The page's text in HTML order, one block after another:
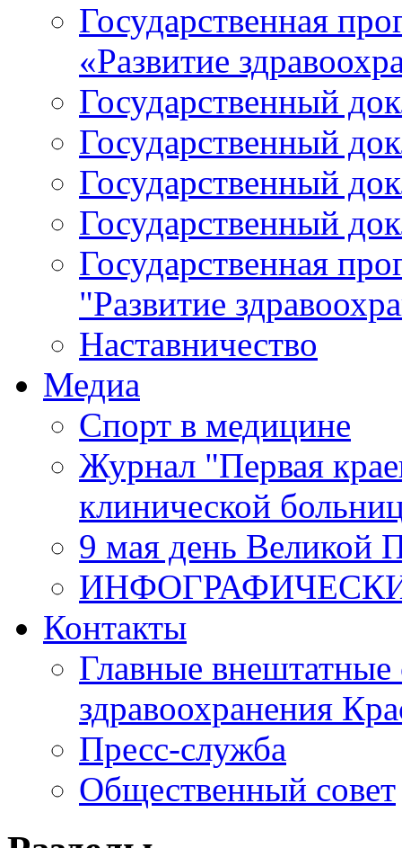
Государственная
«Развитие
Государственный
Государственный
Государственный
Государственный
Государственная
"Развитие
Наставничество
Медиа
Спорт в медицине
Журнал "Первая
клинической
9 мая день Великой
Контакты
Главные внештатные
здравоохранения
Пресс-служба
Общественный совет